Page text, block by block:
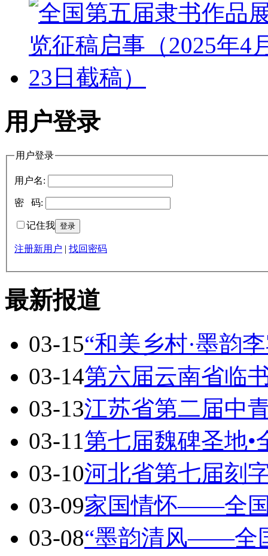
用户登录
用户登录
用户名:
密 码:
记住我
注册新用户 找回密码
最新报道
03-15“和美乡村·墨韵
03-14第六届云南省临
03-13江苏省第二届中
03-11第七届魏碑圣地•
03-10河北省第七届刻
03-09家国情怀——全
03-08“墨韵清风——全